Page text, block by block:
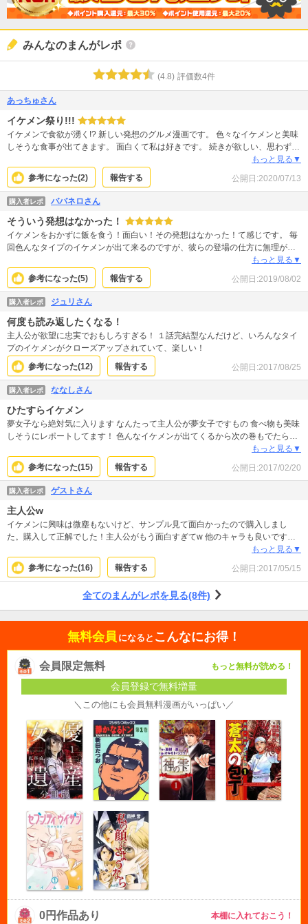
みんなのまんがレポ
(4.8) 評価数4件
あっちゅさん
イケメン祭り!!!
イケメンで食欲が湧く!? 新しい発想のグルメ漫画です。 色々なイケメンと美味
しそうな食事が出てきます。 面白くて私は好きです。 続きが欲しい、思わずお
もっと見る▼
参考になった(2) 報告する 公開日:2020/07/13
購入者レポ ババネロさん
そういう発想はなかった！
イケメンをおかずに飯を食う！面白い！その発想はなかった！て感じです。 毎
回色んなタイプのイケメンが出て来るのですが、彼らの登場の仕方に無理がな
く自然ですし、話自体も一話一話ちゃんとまとまっていて面白いです。 きっと
ちゃんとプロットを立てて一生懸命描いていらしたのだろうな、と思いまし
た。 主人公の夢女子ぶりには共感しかありませんが、自分は会社でここまでオ
ープンにはしていないです(笑)。 会社の人々もなんやかんやで優しい人々ばか
りで、ほっこりしました。 続きがあれば買うのに、1巻で完結なんですね。そ
こが残念！
もっと見る▼
参考になった(5) 報告する 公開日:2019/08/02
購入者レポ ジュリさん
何度も読み返したくなる！
主人公が欲望に忠実でおもしろすぎる！ １話完結型なんだけど、いろんなタイ
プのイケメンがクローズアップされていて、楽しい！
参考になった(12) 報告する 公開日:2017/08/25
購入者レポ ななしさん
ひたすらイケメン
夢女子なら絶対気に入ります なんたって主人公が夢女子ですもの 食べ物も美味
しそうにレポートしてます！ 色んなイケメンが出てくるから次の巻もでたら買
もっと見る▼
参考になった(15) 報告する 公開日:2017/02/20
購入者レポ ゲストさん
主人公w
イケメンに興味は微塵もないけど、サンプル見て面白かったので購入しまし
た。購入して正解でした！主人公がもう面白すぎてw 他のキャラも良いです！
料理も美味しそう…夜中に見ると飯テロで大変なことになります。もっと見る▼
参考になった(16) 報告する 公開日:2017/05/15
全てのまんがレポを見る(8件)
無料会員 になると こんなにお得！
会員限定無料 もっと無料が読める！
会員登録で無料増量
＼この他にも会員無料漫画がいっぱい／
0円作品あり 本棚に入れておこう！